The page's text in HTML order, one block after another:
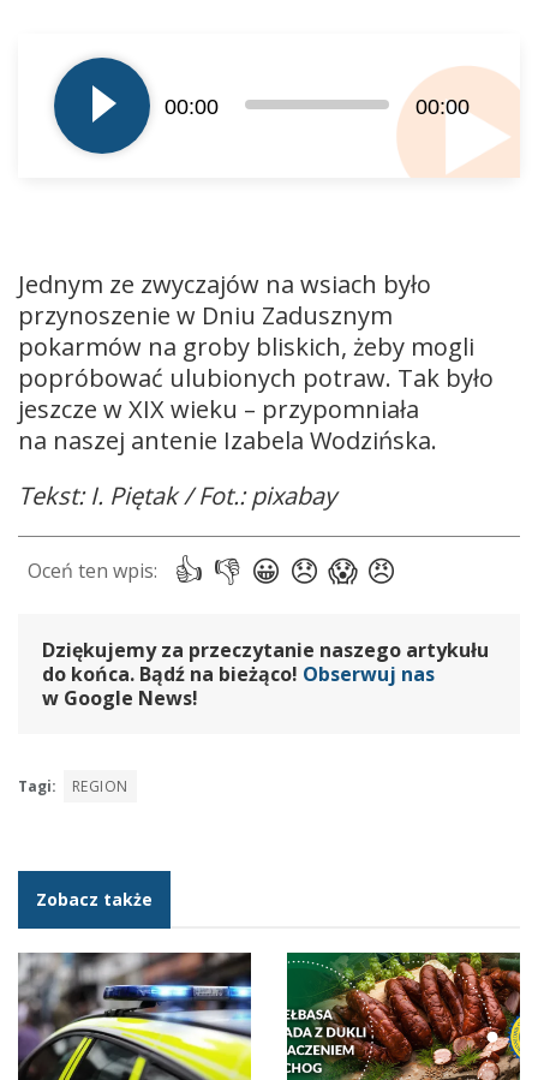
plików
dźwiękowych
00:00 00:00
Jednym ze zwyczajów na wsiach było
przynoszenie w Dniu Zadusznym
pokarmów na groby bliskich, żeby mogli
popróbować ulubionych potraw. Tak było
jeszcze w XIX wieku – przypomniała
na naszej antenie Izabela Wodzińska.
Tekst: I. Piętak / Fot.: pixabay
Dziękujemy za przeczytanie naszego artykułu
do końca. Bądź na bieżąco! Obserwuj nas
w Google News!
Tagi: REGION
Zobacz także